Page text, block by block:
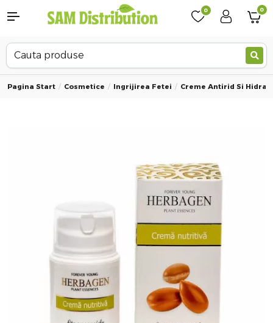
0 0
Pagina Start Cosmetice Ingrijirea Fetei Creme Antirid Si